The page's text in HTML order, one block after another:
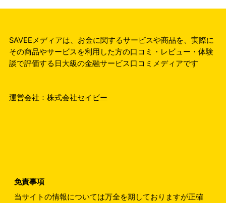
SAVEEメディアは、お金に関するサービスや商品を、実際に
その商品やサービスを利用した方の口コミ・レビュー・体験
談で評価する日大級の金融サービス口コミメディアです
運営会社： 株式会社セイビー
免責事項
当サイトの情報については万全を期しておりますが正確